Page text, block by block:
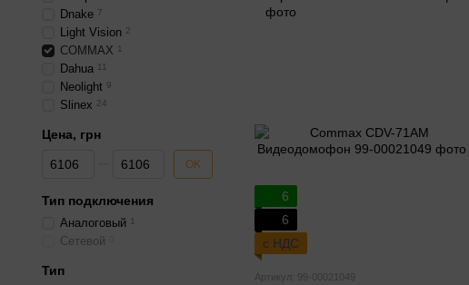
6
6
с НДС
Артикул: 99-00021049
Dnake 7
Light Vision 2
COMMAX 1
Dahua 11
Neolight 9
Slinex 24
Цена, грн
От Цена, грн
До Цена, грн OK
Тип подключения
Аналоговый 1
Сетевой
Тип